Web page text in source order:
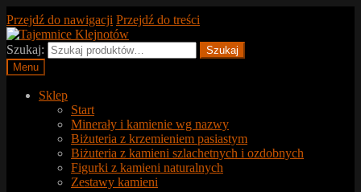
Przejdź do nawigacji Przejdź do treści
Szukaj:
Szukaj
Menu
Sklep
Start
Minerały i kamienie wg nazwy
Biżuteria z krzemieniem pasiastym
Biżuteria z kamieni szlachetnych i ozdobnych
Figurki z kamieni naturalnych
Zestawy kamieni